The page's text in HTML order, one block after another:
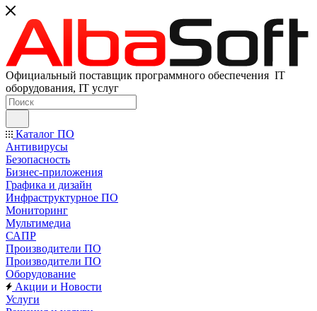
Официальный поставщик программного обеспечения IT
оборудования, IT услуг
Каталог ПО
Антивирусы
Безопасность
Бизнес-приложения
Графика и дизайн
Инфраструктурное ПО
Мониторинг
Мультимедиа
САПР
Производители ПО
Производители ПО
Оборудование
Акции и Новости
Услуги